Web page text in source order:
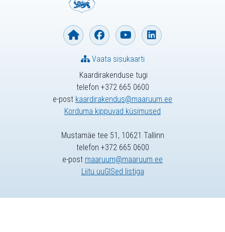
Kaardirakenduse tugi
telefon +372 665 0600
e-post kaardirakendus@maaruum.ee
Korduma kippuvad küsimused
Vaata sisukaarti
Mustamäe tee 51, 10621 Tallinn
telefon +372 665 0600
e-post maaruum@maaruum.ee
Liitu uuGISed listiga